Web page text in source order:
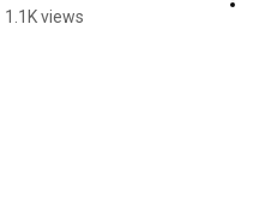
1.1K views